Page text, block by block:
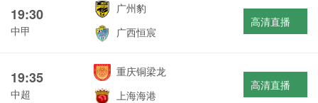
19:30
中甲
广州豹
广西恒宸
高清直播
19:35
中超
重庆铜梁龙
上海海港
高清直播